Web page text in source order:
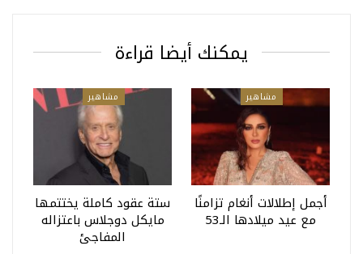
يمكنك أيضا قراءة
مشاهير
أجمل إطلالات أنغام تزامنًا
مع عيد ميلادها الـ53
مشاهير
ستة عقود كاملة يختتمها
مايكل دوجلاس باعتزاله
المفاجئ